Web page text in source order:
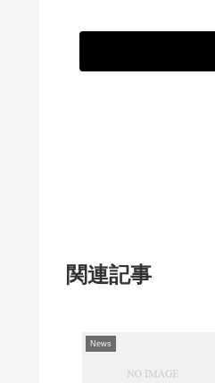
関連記事
News